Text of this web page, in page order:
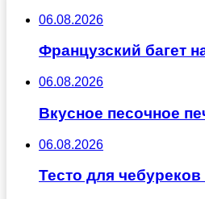
06.08.2026
Французский багет
06.08.2026
Вкусное песочное
06.08.2026
Тесто для